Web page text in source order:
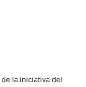
la iniciativa del